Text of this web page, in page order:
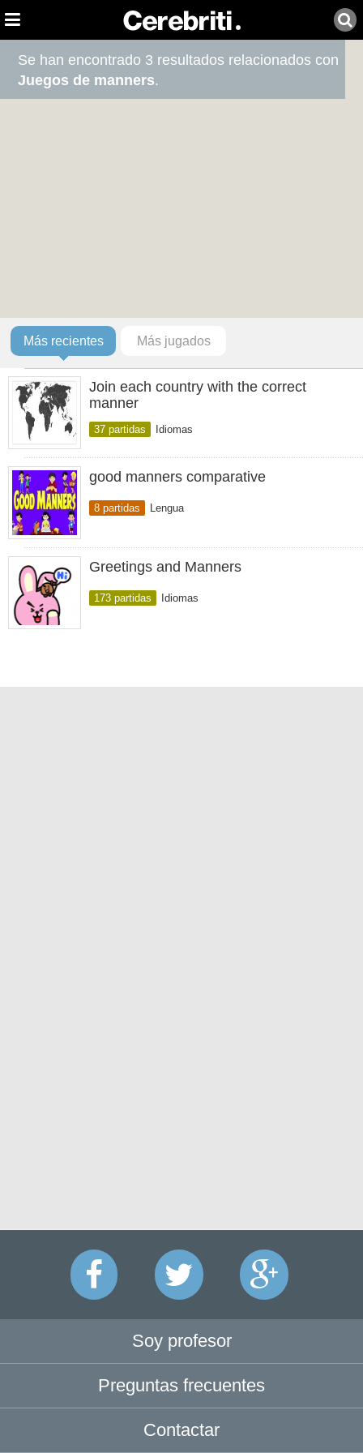
Se han encontrado 3 resultados relacionados con
Juegos de manners.
Más recientes Más jugados
Join each country with the correct
manner
37 partidas Idiomas
good manners comparative
8 partidas Lengua
Greetings and Manners
173 partidas Idiomas
Soy profesor
Preguntas frecuentes
Contactar